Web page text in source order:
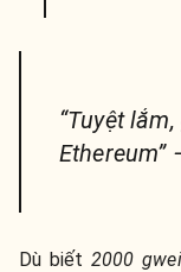
“Tuyệt
Ethereum”
Dù biết 2000